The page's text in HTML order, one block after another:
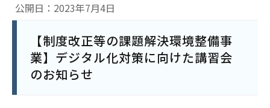
公開日：2023年7月4日
【制度改正等の課題解決環境整備事
業】デジタル化対策に向けた講習会
のお知らせ